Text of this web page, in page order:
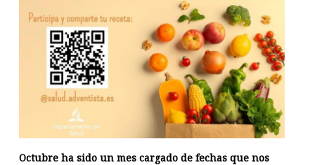
Octubre ha sido un mes cargado de fechas que nos